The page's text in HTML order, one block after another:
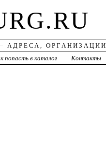
АДРЕСА, ОРГАНИЗАЦИИ
попасть в каталог Контакты